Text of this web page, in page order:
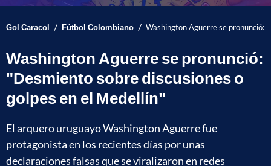
Gol Caracol / Fútbol Colombiano / Washington Aguerre se pronunció:
Washington Aguerre se pronunció:
"Desmiento sobre discusiones o
golpes en el Medellín"
El arquero uruguayo Washington Aguerre fue
protagonista en los recientes días por unas
declaraciones falsas que se viralizaron en redes